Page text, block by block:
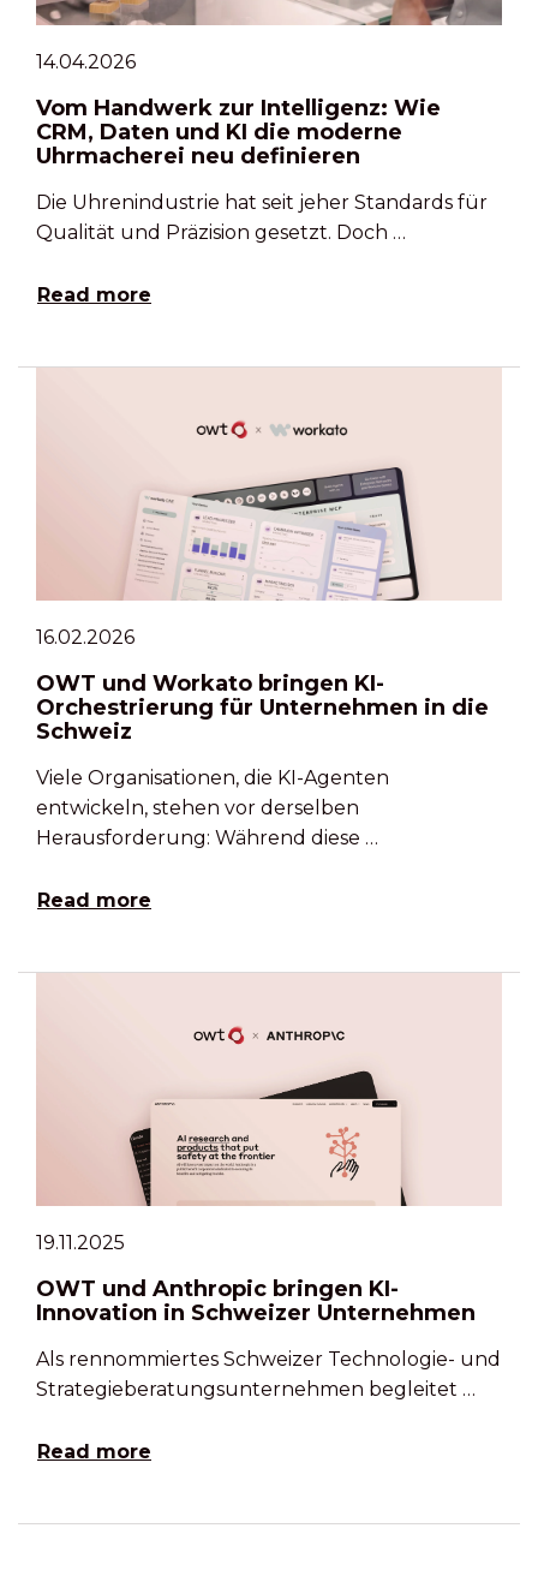
14.04.2026
Vom Handwerk zur Intelligenz: Wie
CRM, Daten und KI die moderne
Uhrmacherei neu definieren
Die Uhrenindustrie hat seit jeher Standards für
Qualität und Präzision gesetzt. Doch …
Read more
16.02.2026
OWT und Workato bringen KI-
Orchestrierung für Unternehmen in die
Schweiz
Viele Organisationen, die KI-Agenten
entwickeln, stehen vor derselben
Herausforderung: Während diese …
Read more
19.11.2025
OWT und Anthropic bringen KI-
Innovation in Schweizer Unternehmen
Als rennommiertes Schweizer Technologie- und
Strategieberatungsunternehmen begleitet …
Read more